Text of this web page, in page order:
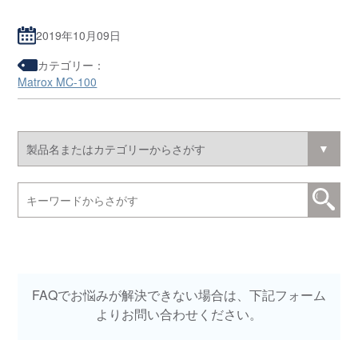
2019年10月09日
カテゴリー：
Matrox MC-100
FAQでお悩みが解決できない場合は、下記フォーム
よりお問い合わせください。